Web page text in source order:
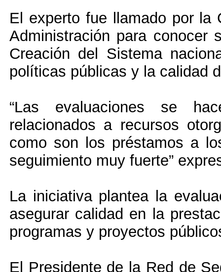
El experto fue llamado por la
Administración para conocer
Creación del Sistema
políticas públicas y la calidad
“Las evaluaciones se
relacionados a recursos
como son los préstamos a
seguimiento muy fuerte”
La iniciativa plantea la
asegurar calidad en la
programas y proyectos
El Presidente de la Red de